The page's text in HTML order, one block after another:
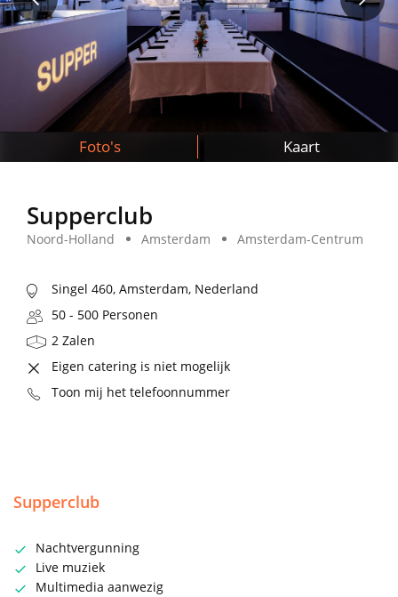
Foto's Kaart
Supperclub
Noord-Holland Amsterdam Amsterdam-Centrum
Singel 460, Amsterdam, Nederland
50 - 500 Personen
2 Zalen
Eigen catering is niet mogelijk
Toon mij het telefoonnummer
Supperclub
Nachtvergunning
Live muziek
Multimedia aanwezig